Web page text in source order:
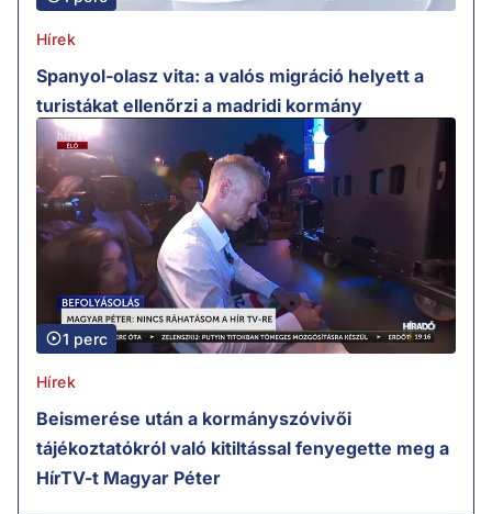
Hírek
Spanyol-olasz vita: a valós migráció helyett a
turistákat ellenőrzi a madridi kormány
1 perc
Hírek
Beismerése után a kormányszóvivői
tájékoztatókról való kitiltással fenyegette meg a
HírTV-t Magyar Péter